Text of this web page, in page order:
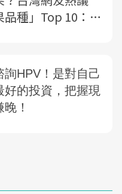
品種」Top 10：這